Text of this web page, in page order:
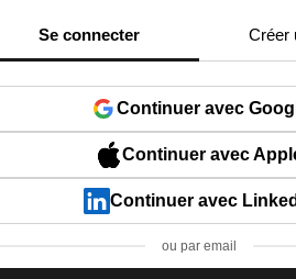
Se connecter Créer
Continuer avec
Continuer avec
Continuer avec
ou par email